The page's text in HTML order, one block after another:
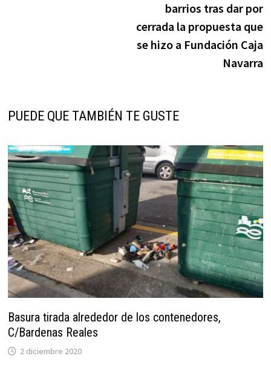
barrios tras dar por
cerrada la propuesta que
se hizo a Fundación Caja
Navarra
PUEDE QUE TAMBIÉN TE GUSTE
Basura tirada alrededor de los contenedores,
C/Bardenas Reales
2 diciembre 2020